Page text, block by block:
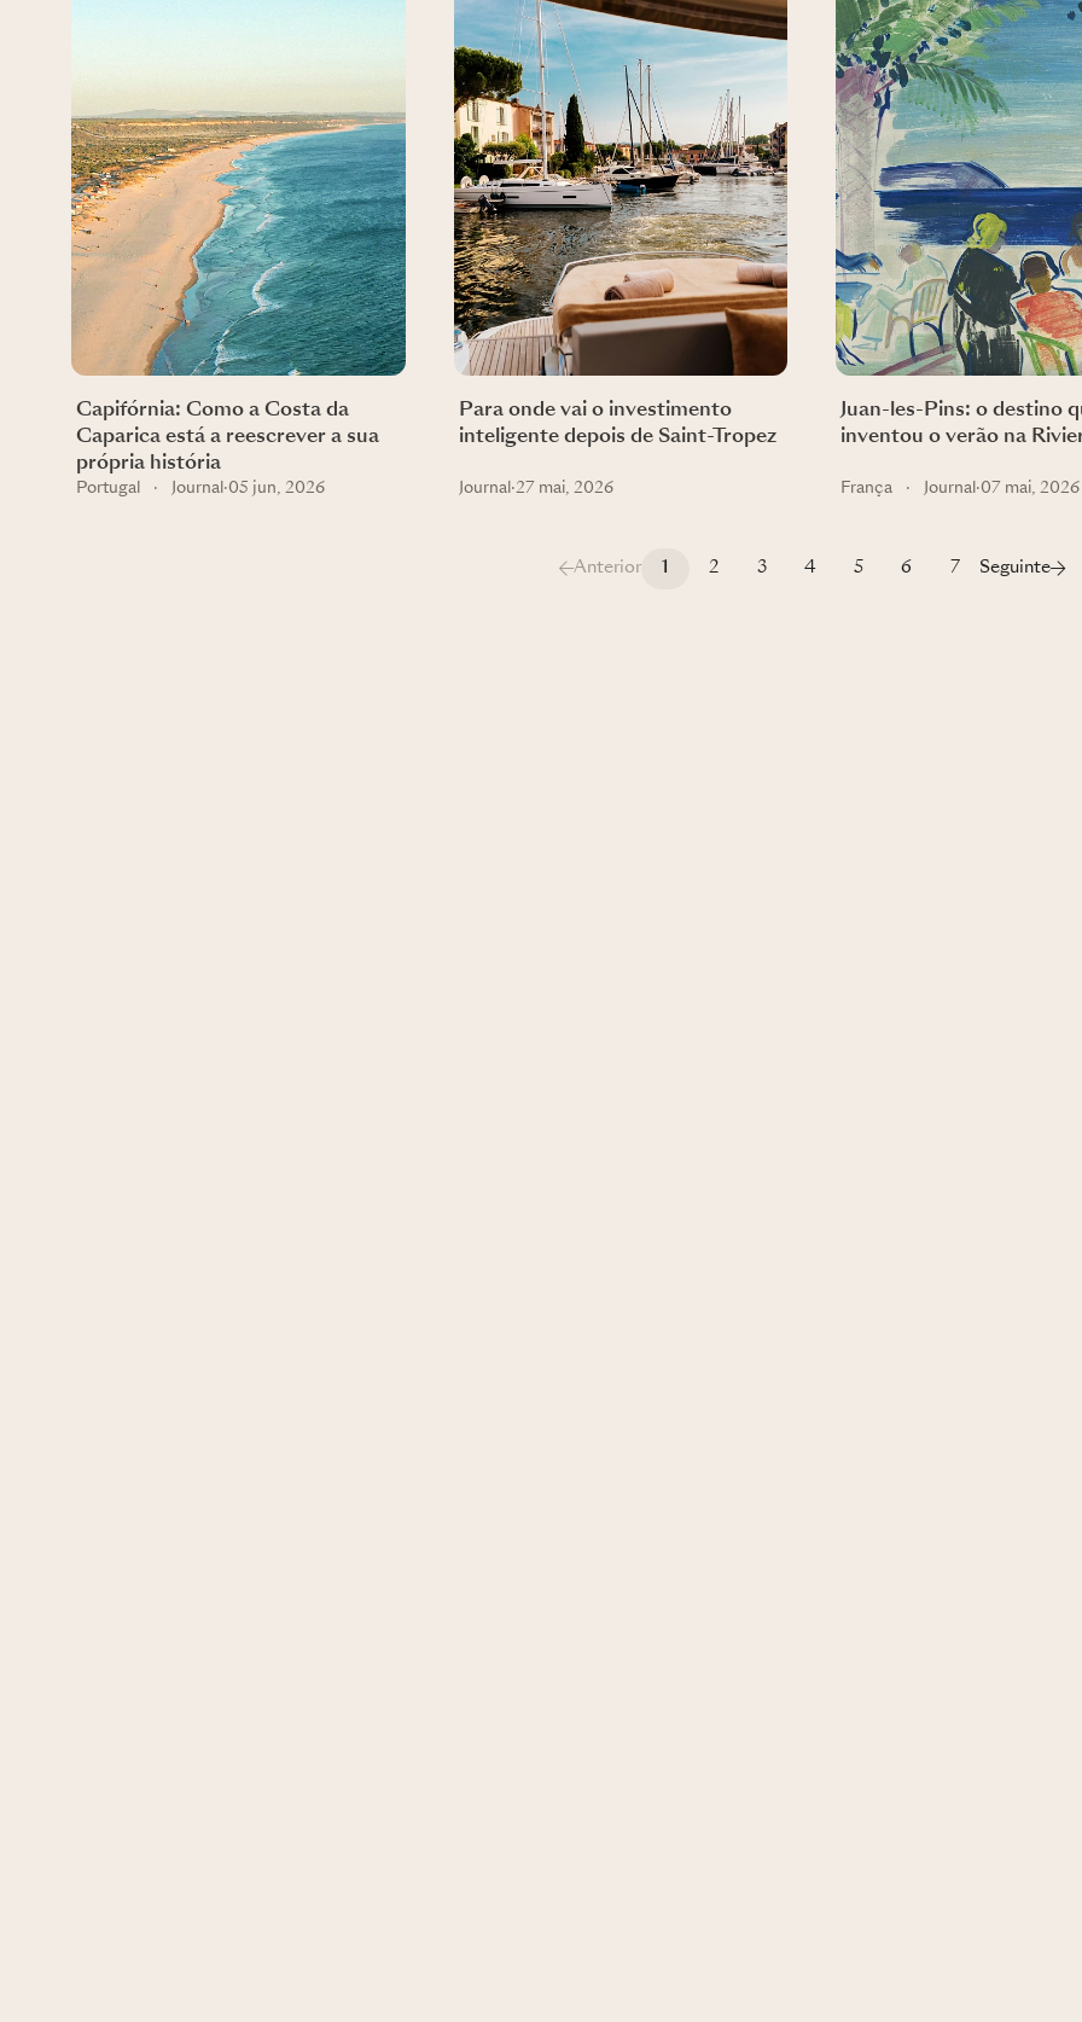
Capifórnia: Como a Costa da
Caparica está a reescrever a sua
própria história
Portugal · Journal ·05 jun, 2026
Para onde vai o investimento
inteligente depois de Saint-Tropez
Journal ·27 mai, 2026
Juan-les-Pins: o destino
inventou o verão na
França · Journal ·07 mai, 2026
Anterior 2 3 4 5 6 7 Seguinte